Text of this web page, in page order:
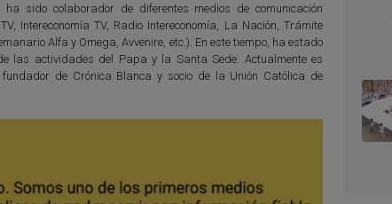
sido colaborador de diferentes medios de comunicación
Intereconomía TV, Radio Intereconomía, La Nación, Trámite
Alfa y Omega, Avvenire, etc.). En este tiempo, ha estado
las actividades del Papa y la Santa Sede. Actualmente es
de Crónica Blanca y socio de la Unión Católica de